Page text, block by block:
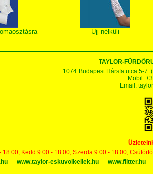
Ujj nélküli
TAYLOR-
1074 Budapest Hársfa utca 5-7.
Mobil:
Email:
18:00, Kedd 9:00 - 18:00, Szerda 9:00 - 18:00,
www.taylor-eskuvoikellek.hu www.flitter.hu